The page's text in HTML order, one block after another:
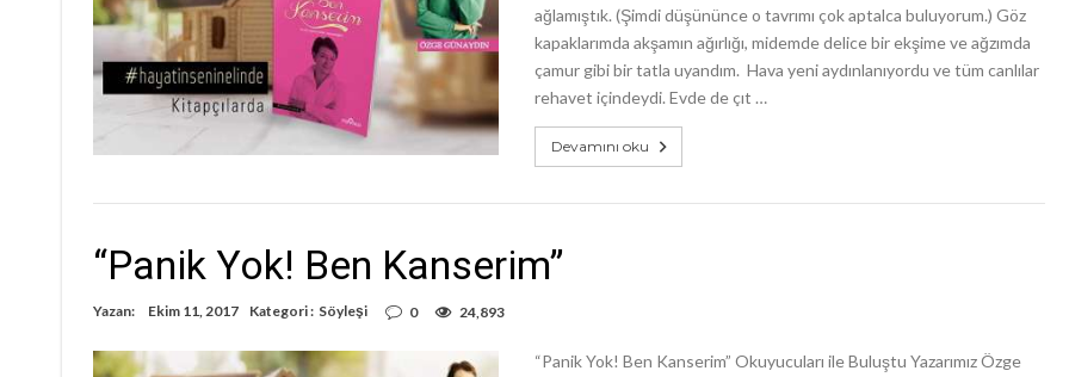
ağlamıştık. (Şimdi düşününce o tavrımı çok aptalca buluyorum.) Göz
kapaklarımda akşamın ağırlığı, midemde delice bir ekşime ve ağzımda
çamur gibi bir tatla uyandım. Hava yeni aydınlanıyordu ve tüm canlılar
rehavet içindeydi. Evde de çıt …
Devamını oku
“Panik Yok! Ben Kanserim”
Yazan: Ekim 11, 2017 Kategori : Söyleşi 0 24,893
“Panik Yok! Ben Kanserim” Okuyucuları ile Buluştu Yazarımız Özge